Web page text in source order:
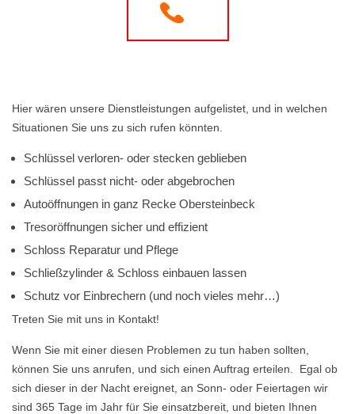
Hier wären unsere Dienstleistungen aufgelistet, und in welchen
Situationen Sie uns zu sich rufen könnten.
Schlüssel verloren- oder stecken geblieben
Schlüssel passt nicht- oder abgebrochen
Autoöffnungen in ganz Recke Obersteinbeck
Tresoröffnungen sicher und effizient
Schloss Reparatur und Pflege
Schließzylinder & Schloss einbauen lassen
Schutz vor Einbrechern (und noch vieles mehr…)
Treten Sie mit uns in Kontakt!
Wenn Sie mit einer diesen Problemen zu tun haben sollten,
können Sie uns anrufen, und sich einen Auftrag erteilen. Egal ob
sich dieser in der Nacht ereignet, an Sonn- oder Feiertagen wir
sind 365 Tage im Jahr für Sie einsatzbereit, und bieten Ihnen